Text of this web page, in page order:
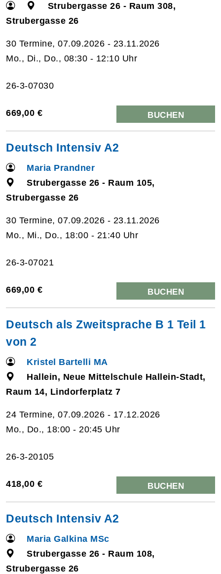
Strubergasse 26 - Raum 308,
Strubergasse 26
30 Termine, 07.09.2026 - 23.11.2026
Mo., Di., Do., 08:30 - 12:10 Uhr
26-3-07030
669,00 € BUCHEN
Deutsch Intensiv A2
Maria Prandner
Strubergasse 26 - Raum 105,
Strubergasse 26
30 Termine, 07.09.2026 - 23.11.2026
Mo., Mi., Do., 18:00 - 21:40 Uhr
26-3-07021
669,00 € BUCHEN
Deutsch als Zweitsprache B 1 Teil 1
von 2
Kristel Bartelli MA
Hallein, Neue Mittelschule Hallein-Stadt,
Raum 14, Lindorferplatz 7
24 Termine, 07.09.2026 - 17.12.2026
Mo., Do., 18:00 - 20:45 Uhr
26-3-20105
418,00 € BUCHEN
Deutsch Intensiv A2
Maria Galkina MSc
Strubergasse 26 - Raum 108,
Strubergasse 26